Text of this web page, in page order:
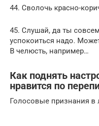
44. Сволочь красно-
45. Слушай, да ты
успокоиться надо.
В челюсть, например…
Как поднять
нравится по
Голосовые признания в